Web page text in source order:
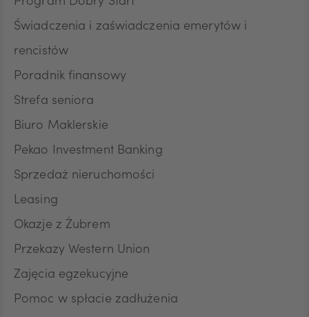
DKK
SEK
TRY
Świadczenia i zaświadczenia emerytów i
rencistów
Poradnik finansowy
Strefa seniora
Biuro Maklerskie
Pekao Investment Banking
Sprzedaż nieruchomości
Leasing
Okazje z Żubrem
Przekazy Western Union
Zajęcia egzekucyjne
Pomoc w spłacie zadłużenia